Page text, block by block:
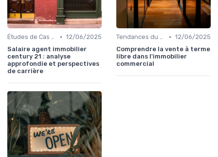
Études de Cas et Exemples de Réussite • 12/06/2025
Salaire agent immobilier
century 21 : analyse
approfondie et perspectives
de carrière
Tendances du Marché Immobilier Commercial • 12/06/2025
Comprendre la vente à terme
libre dans l'immobilier
commercial